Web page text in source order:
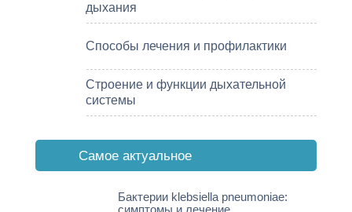
дыхания
Способы лечения и профилактики
Строение и функции дыхательной
системы
Cамое актуальное
Бактерии klebsiella pneumoniae:
симптомы и лечение